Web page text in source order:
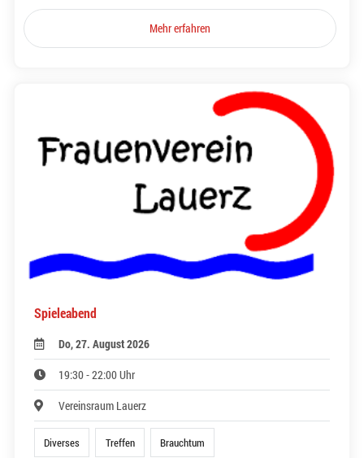
Mehr erfahren
Spieleabend
Do, 27. August 2026
19:30 - 22:00 Uhr
Vereinsraum Lauerz
Diverses Treffen Brauchtum